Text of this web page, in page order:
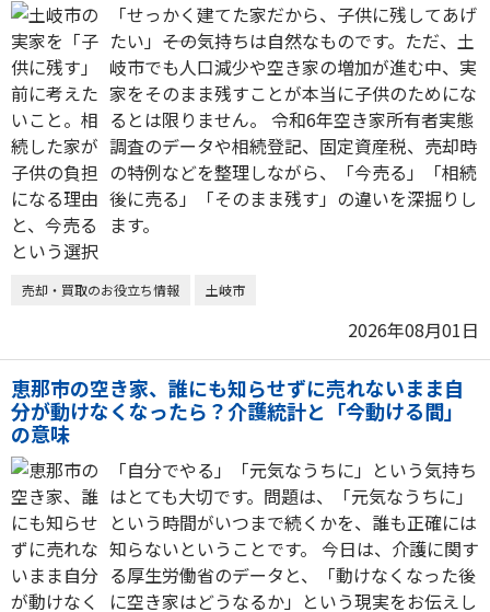
「せっかく建てた家だから、子供に残してあげ
たい」――その気持ちは自然なものです。ただ、土
岐市でも人口減少や空き家の増加が進む中、実
家をそのまま残すことが本当に子供のためにな
るとは限りません。 令和6年空き家所有者実態
調査のデータや相続登記、固定資産税、売却時
の特例などを整理しながら、「今売る」「相続
後に売る」「そのまま残す」の違いを深掘りし
ます。
売却・買取のお役立ち情報 土岐市
2026年08月01日
恵那市の空き家、誰にも知らせずに売れないまま自
分が動けなくなったら？介護統計と「今動ける間」
の意味
「自分でやる」「元気なうちに」という気持ち
はとても大切です。問題は、「元気なうちに」
という時間がいつまで続くかを、誰も正確には
知らないということです。 今日は、介護に関す
る厚生労働省のデータと、「動けなくなった後
に空き家はどうなるか」という現実をお伝えし